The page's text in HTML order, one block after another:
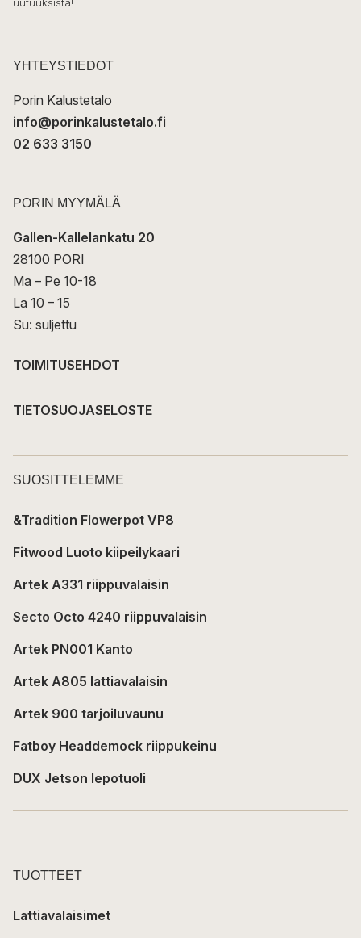
k
t
uutuuksista!
YHTEYSTIEDOT
Porin Kalustetalo
info@porinkalustetalo.fi
02 633 3150
PORIN MYYMÄLÄ
Gallen-Kallelankatu 20
28100 PORI
Ma – Pe 10-18
La 10 – 15
Su: suljettu
TOIMITUSEHDOT
TIETOSUOJASELOSTE
SUOSITTELEMME
&Tradition Flowerpot VP8
Fitwood Luoto kiipeilykaari
Artek A331 riippuvalaisin
Secto Octo 4240 riippuvalaisin
Artek PN001 Kanto
Artek A805 lattiavalaisin
Artek 900 tarjoiluvaunu
Fatboy Headdemock riippukeinu
DUX Jetson lepotuoli
TUOTTEET
Lattiavalaisimet